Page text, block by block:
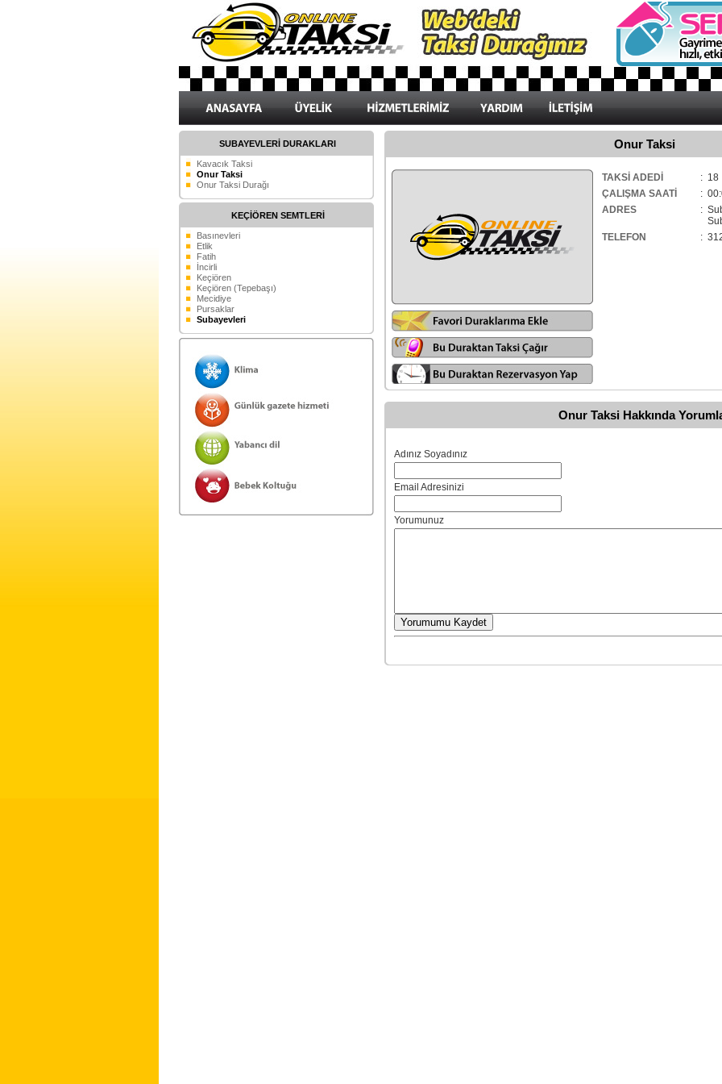
SUBAYEVLERİ DURAKLARI
Kavacık Taksi
Onur Taksi
Onur Taksi Durağı
KEÇİÖREN SEMTLERİ
Basınevleri
Etlik
Fatih
İncirli
Keçiören
Keçiören (Tepebaşı)
Mecidiye
Pursaklar
Subayevleri
Onur Taksi
TAKSİ ADEDİ
: 18
ÇALIŞMA SAATİ
:
ADRES
:
TELEFON
:
Onur Taksi Hakkında
Adınız Soyadınız
Email Adresinizi
Yorumunuz